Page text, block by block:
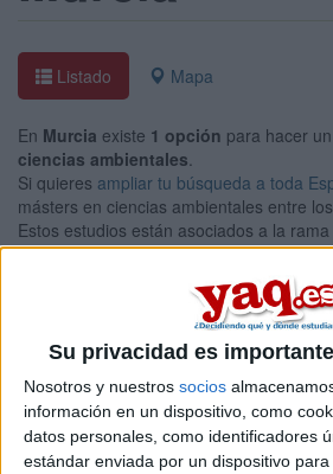
Su privacidad es
Nosotros y nuestros socios
información en un dispositivo, como
datos personales, como identificadores
estándar enviada por un dispositivo
Listado Mapa
En Murcia existe 1 opción para hacer un
ciencias ambientales.
Si quieres ampliar tu búsqueda a toda
másters en ciencias ambientales entre
Estos estudios están asociados a la
Máster Universitario en Áreas
Protegidas, Recursos
UNIVERSIDAD DE MURCIA
Tipo: Máster
Pídeles información